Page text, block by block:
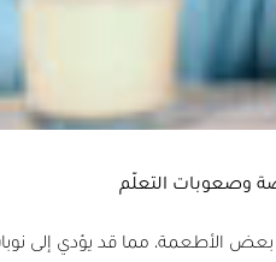
وصعوبات التعلّم
الأطعمة، مما قد يؤدي إلى